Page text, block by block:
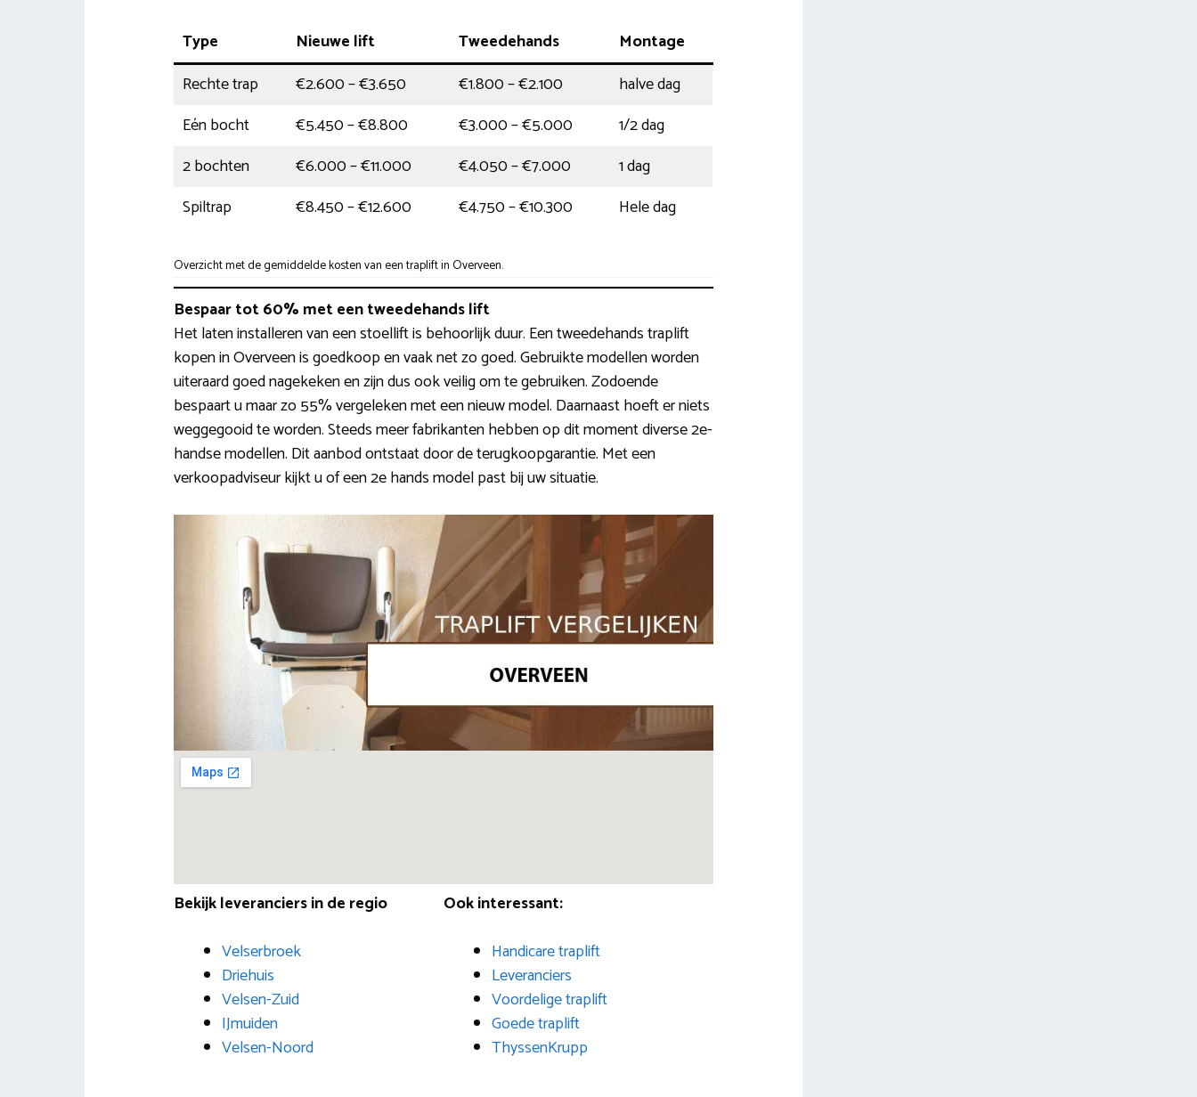
Type Nieuwe lift Tweedehands
Montage
Rechte trap
€2.600 – €3.650 €1.800 – €2.100
halve dag
Eén bocht
€5.450 – €8.800 €3.000 – €5.000
1/2 dag
2 bochten
€6.000 – €11.000 €4.050 – €7.000
1 dag
Spiltrap
€8.450 – €12.600 €4.750 – €10.300 Hele dag
Overzicht met de gemiddelde kosten van een traplift in Overveen.
Bespaar tot 60% met een tweedehands lift
Het laten installeren van een stoellift is behoorlijk duur. Een tweedehands traplift
kopen in Overveen is goedkoop en vaak net zo goed. Gebruikte modellen worden
uiteraard goed nagekeken en zijn dus ook veilig om te gebruiken. Zodoende
bespaart u maar zo 55% vergeleken met een nieuw model. Daarnaast hoeft er niets
weggegooid te worden. Steeds meer fabrikanten hebben op dit moment diverse 2e-
handse modellen. Dit aanbod ontstaat door de terugkoopgarantie. Met een
verkoopadviseur kijkt u of een 2e hands model past bij uw situatie.
Bekijk leveranciers in de regio
Velserbroek
Driehuis
Velsen-Zuid
IJmuiden
Velsen-Noord
Ook interessant:
Handicare traplift
Leveranciers
Voordelige traplift
Goede traplift
ThyssenKrupp